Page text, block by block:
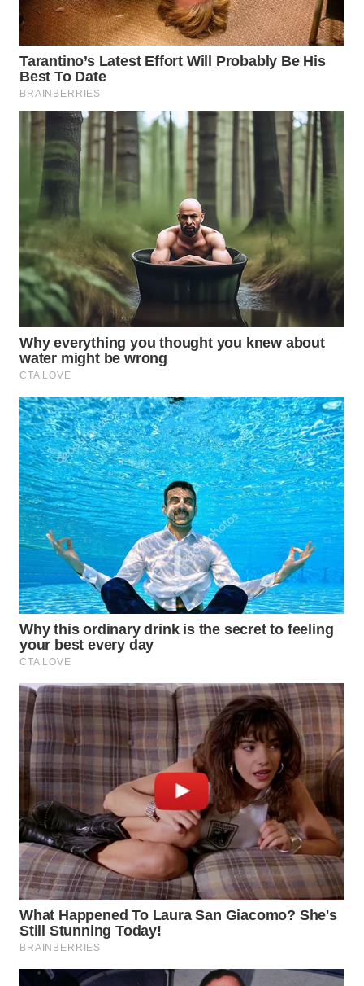
WN
INDRAMAYU
WN
KUNINGAN
WN
MAJALENGKA
SUBANG
WN
SUKABUMI
WN
PURWAKARTA
WN
TIMUR
WN
SEMARANG
WN
SOLO
WN
BOROBUDUR
WN
MADURA
WN
SURABAYA
WN
NATUNA
WN
BINTAN
WN
MANDALIKA
WN
LIKUPANG